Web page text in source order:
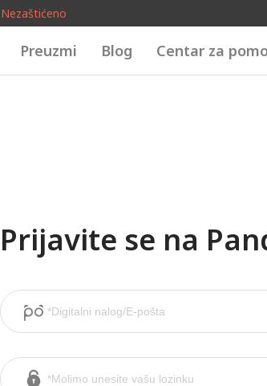
Nezaštićeno
Preuzmi Blog Centar za
Prijavite se na